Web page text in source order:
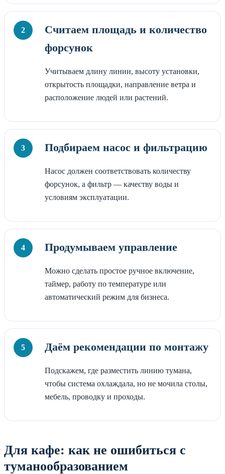
Считаем площадь и количество
форсунок
Учитываем длину линии, высоту установки,
открытость площадки, направление ветра и
расположение людей или растений.
Подбираем насос и фильтрацию
Насос должен соответствовать количеству
форсунок, а фильтр — качеству воды и
условиям эксплуатации.
Продумываем управление
Можно сделать простое ручное включение,
таймер, работу по температуре или
автоматический режим для бизнеса.
Даём рекомендации по монтажу
Подскажем, где разместить линию тумана,
чтобы система охлаждала, но не мочила столы,
мебель, проводку и проходы.
Для кафе: как не ошибиться с
туманообразованием